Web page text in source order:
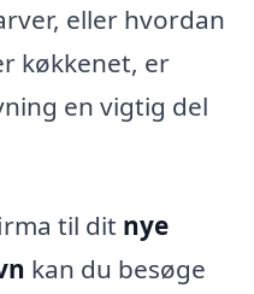
eller hvordan
køkkenet, er
en vigtig del
til dit nye
kan du besøge